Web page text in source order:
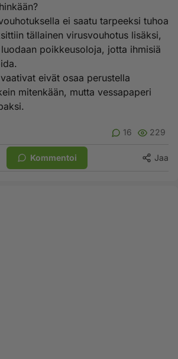
ei saatu tarpeeksi tuhoa
tällainen virusvouhotus lisäksi,
poikkeusoloja, jotta ihmisiä
eivät osaa perustella
mitenkään, mutta vessapaperi
16 229
Kommentoi Jaa